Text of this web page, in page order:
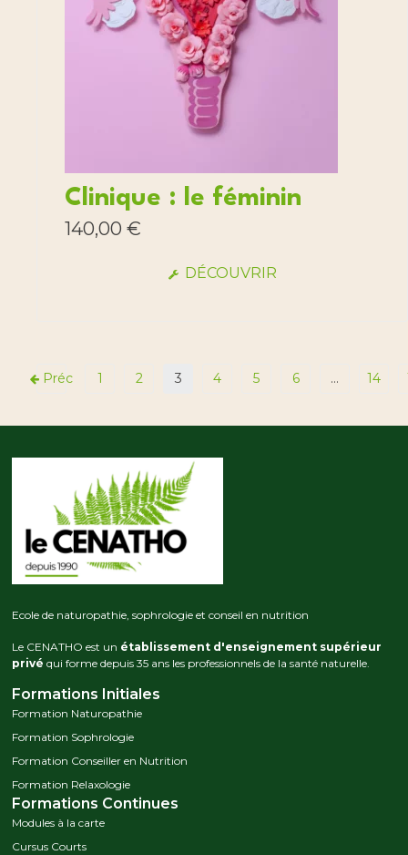
Clinique : le féminin
140,00 €
DÉCOUVRIR
Préc 1 2 3 4 5 6 … 14
Ecole de naturopathie, sophrologie et conseil en nutrition
Le CENATHO est un établissement d'enseignement supérieur
privé qui forme depuis 35 ans les professionnels de la santé naturelle.
Formations Initiales
Formation Naturopathie
Formation Sophrologie
Formation Conseiller en Nutrition
Formation Relaxologie
Formations Continues
Modules à la carte
Cursus Courts